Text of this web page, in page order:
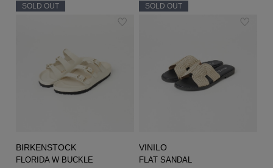
SOLD OUT
BIRKENSTOCK
FLORIDA W BUCKLE
SOLD OUT
VINILO
FLAT SANDAL